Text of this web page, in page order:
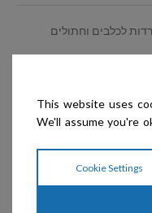
לכלבים וחתולים
This website uses
We'll assume you're
Cookie Settings